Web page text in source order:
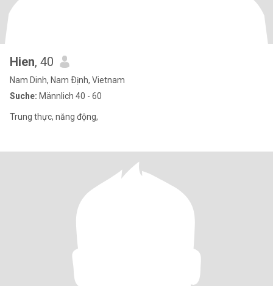
Hien, 40
Nam Dinh, Nam Ðịnh, Vietnam
Suche: Männlich 40 - 60
Trung thực, năng động,